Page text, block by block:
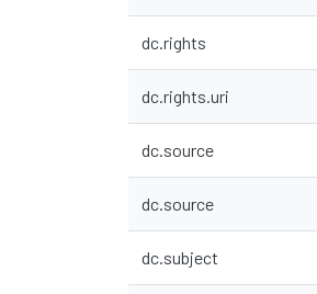
dc.rights
dc.rights.uri
dc.source
dc.source
dc.subject